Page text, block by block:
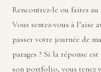
Rencontrez-le ou faites
Vous sentez-vous à l’aise
passer votre journée de
parages ? Si la réponse
son portfolio, vous tenez